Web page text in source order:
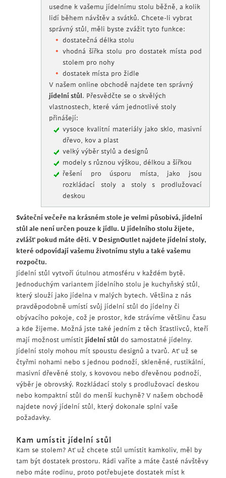
usedne k vašemu jídelnímu stolu běžně, a kolik
lidí během návštěv a svátků. Chcete-li vybrat
správný stůl, měli byste zvážit tyto funkce:
dostatečná délka stolu
vhodná šířka stolu pro dostatek místa pod
stolem pro nohy
dostatek místa pro židle
V našem online obchodě najdete ten správný
jídelní stůl . Přesvědčte se o skvělých
vlastnostech, které vám jednotlivé stoly
přinášejí:
vysoce kvalitní materiály jako sklo, masivní
dřevo, kov a plast
velký výběr stylů a designů
modely s různou výškou, délkou a šířkou
řešení pro úsporu místa, jako jsou
rozkládací stoly a stoly s prodlužovací
deskou
Sváteční večeře na krásném stole je velmi působivá, jídelní
stůl ale není určen pouze k jídlu. U jídelního stolu žijete,
zvlášť pokud máte děti. V DesignOutlet najdete jídelní stoly,
které odpovídají vašemu životnímu stylu a také vašemu
rozpočtu.
Jídelní stůl vytvoří útulnou atmosféru v každém bytě.
Jednoduchým variantem jídelního stolu je kuchyňský stůl,
který slouží jako jídelna v malých bytech. Většina z nás
pravděpodobně umístí svůj jídelní stůl do jídelny či
obývacího pokoje, což je prostor, kde strávíme většinu času
a kde žijeme. Možná jste také jedním z těch šťastlivců, kteří
mají možnost umístit jídelní stůl do samostatné jídelny.
Jídelní stoly mohou mít spoustu designů a tvarů. Ať už se
čtyřmi nohami nebo s jednou podnoží, skleněné, rustikální,
masivní dřevěné stoly, s kovovou nebo dřevěnou podnoží,
výběr je obrovský. Rozkládací stoly s prodlužovací deskou
nebo kompaktní stůl do menší kuchyně? V našem obchodě
najdete nový jídelní stůl, který dokonale splní vaše
požadavky.
Kam umístit jídelní stůl
Kam se stolem? Ať už chcete stůl umístit kamkoliv, měl by
tam být dostatek prostoru. Rádi vaříte a máte časté návštěvy
nebo máte rodinu, proto potřebujete dostatek míst k